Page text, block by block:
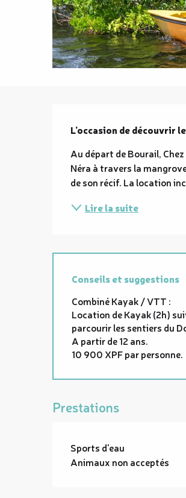
Description
L’occasion de découvrir
Au départ de Bourail,
Néra à travers la
de son récif. La location
Lire la suite
Conseils et suggestions
Combiné Kayak / VTT :
Location de Kayak (2h)
parcourir les sentiers du
A partir de 12 ans.
10 900 XPF par personne.
Prestations
Sports d'eau
Animaux non acceptés